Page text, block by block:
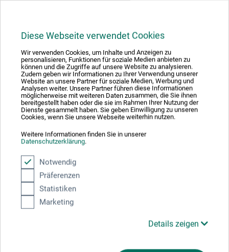
Diese Webseite verwendet Cookies
Wir verwenden Cookies, um Inhalte und Anzeigen zu
personalisieren, Funktionen für soziale Medien anbieten zu
können und die Zugriffe auf unsere Website zu analysieren.
Zudem geben wir Informationen zu Ihrer Verwendung unserer
Website an unsere Partner für soziale Medien, Werbung und
Analysen weiter. Unsere Partner führen diese Informationen
möglicherweise mit weiteren Daten zusammen, die Sie ihnen
bereitgestellt haben oder die sie im Rahmen Ihrer Nutzung der
Dienste gesammelt haben. Sie geben Einwilligung zu unseren
Cookies, wenn Sie unsere Webseite weiterhin nutzen.
Weitere Informationen finden Sie in unserer
Datenschutzerklärung.
Notwendig
Präferenzen
Statistiken
Marketing
Details zeigen
Downloads
Her finder du vigtige dokumenter og filer til dette produkt.
Sikkerhedsdatablad
DK_Charbonnel_Etching-Ink_CEI60xxx-
CEI200xxx_2023.pdf
Producent-kontakt
Her finder du producentens kontaktoplysninger for dette